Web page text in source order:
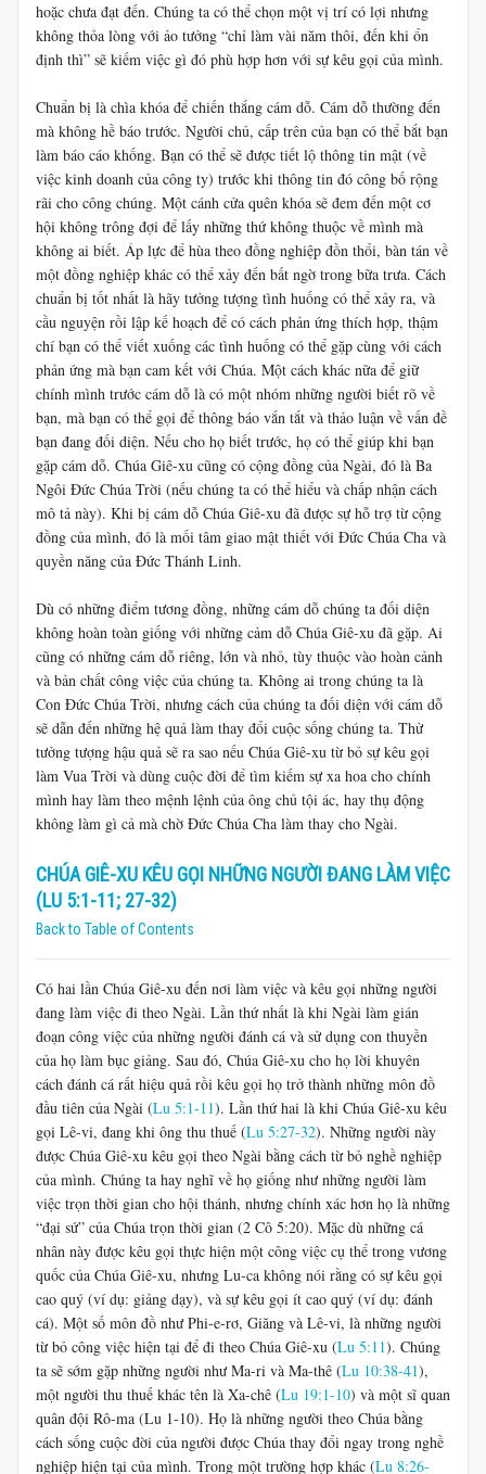
hoặc chưa đạt đến. Chúng ta có thể chọn một vị trí có lợi nhưng
không thỏa lòng với ảo tưởng “chỉ làm vài năm thôi, đến khi ổn
định thì” sẽ kiếm việc gì đó phù hợp hơn với sự kêu gọi của mình.
Chuẩn bị là chìa khóa để chiến thắng cám dỗ. Cám dỗ thường đến
mà không hề báo trước. Người chủ, cấp trên của bạn có thể bắt bạn
làm báo cáo khống. Bạn có thể sẽ được tiết lộ thông tin mật (về
việc kinh doanh của công ty) trước khi thông tin đó công bố rộng
rãi cho công chúng. Một cánh cửa quên khóa sẽ đem đến một cơ
hội không trông đợi để lấy những thứ không thuộc về mình mà
không ai biết. Áp lực để hùa theo đồng nghiệp đồn thổi, bàn tán về
một đồng nghiệp khác có thể xảy đến bất ngờ trong bữa trưa. Cách
chuẩn bị tốt nhất là hãy tưởng tượng tình huống có thể xảy ra, và
cầu nguyện rồi lập kế hoạch để có cách phản ứng thích hợp, thậm
chí bạn có thể viết xuống các tình huống có thể gặp cùng với cách
phản ứng mà bạn cam kết với Chúa. Một cách khác nữa để giữ
chính mình trước cám dỗ là có một nhóm những người biết rõ về
bạn, mà bạn có thể gọi để thông báo vắn tắt và thảo luận về vấn đề
bạn đang đối diện. Nếu cho họ biết trước, họ có thể giúp khi bạn
gặp cám dỗ. Chúa Giê-xu cũng có cộng đồng của Ngài, đó là Ba
Ngôi Đức Chúa Trời (nếu chúng ta có thể hiểu và chấp nhận cách
mô tả này). Khi bị cám dỗ Chúa Giê-xu đã được sự hỗ trợ từ cộng
đồng của mình, đó là mối tâm giao mật thiết với Đức Chúa Cha và
quyền năng của Đức Thánh Linh.
Dù có những điểm tương đồng, những cám dỗ chúng ta đối diện
không hoàn toàn giống với những cảm dỗ Chúa Giê-xu đã gặp. Ai
cũng có những cám dỗ riêng, lớn và nhỏ, tùy thuộc vào hoàn cảnh
và bản chất công việc của chúng ta. Không ai trong chúng ta là
Con Đức Chúa Trời, nhưng cách của chúng ta đối diện với cám dỗ
sẽ dẫn đến những hệ quả làm thay đổi cuộc sống chúng ta. Thử
tưởng tượng hậu quả sẽ ra sao nếu Chúa Giê-xu từ bỏ sự kêu gọi
làm Vua Trời và dùng cuộc đời để tìm kiếm sự xa hoa cho chính
mình hay làm theo mệnh lệnh của ông chủ tội ác, hay thụ động
không làm gì cả mà chờ Đức Chúa Cha làm thay cho Ngài.
CHÚA GIÊ-XU KÊU GỌI NHỮNG NGƯỜI ĐANG LÀM VIỆC
(LU 5:1-11; 27-32)
Back to Table of Contents
Có hai lần Chúa Giê-xu đến nơi làm việc và kêu gọi những người
đang làm việc đi theo Ngài. Lần thứ nhất là khi Ngài làm gián
đoạn công việc của những người đánh cá và sử dụng con thuyền
của họ làm bục giảng. Sau đó, Chúa Giê-xu cho họ lời khuyên
cách đánh cá rất hiệu quả rồi kêu gọi họ trở thành những môn đồ
đầu tiên của Ngài (Lu 5:1-11). Lần thứ hai là khi Chúa Giê-xu kêu
gọi Lê-vi, đang khi ông thu thuế (Lu 5:27-32). Những người này
được Chúa Giê-xu kêu gọi theo Ngài bằng cách từ bỏ nghề nghiệp
của mình. Chúng ta hay nghĩ về họ giống như những người làm
việc trọn thời gian cho hội thánh, nhưng chính xác hơn họ là những
“đại sứ” của Chúa trọn thời gian (2 Cô 5:20). Mặc dù những cá
nhân này được kêu gọi thực hiện một công việc cụ thể trong vương
quốc của Chúa Giê-xu, nhưng Lu-ca không nói rằng có sự kêu gọi
cao quý (ví dụ: giảng dạy), và sự kêu gọi ít cao quý (ví dụ: đánh
cá). Một số môn đồ như Phi-e-rơ, Giăng và Lê-vi, là những người
từ bỏ công việc hiện tại để đi theo Chúa Giê-xu (Lu 5:11). Chúng
ta sẽ sớm gặp những người như Ma-ri và Ma-thê (Lu 10:38-41),
một người thu thuế khác tên là Xa-chê (Lu 19:1-10) và một sĩ quan
quân đội Rô-ma (Lu 1-10). Họ là những người theo Chúa bằng
cách sống cuộc đời của người được Chúa thay đổi ngay trong nghề
nghiệp hiện tại của mình. Trong một trường hợp khác (Lu 8:26-